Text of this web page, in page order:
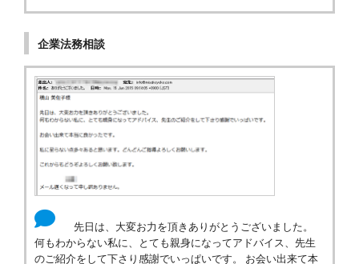
企業法務相談
先日は、大変お力を頂きありがとうございました。
何もわからない私に、とても親身になってアドバイス、先生
のご紹介をして下さり感謝でいっぱいです。 お会い出来て本